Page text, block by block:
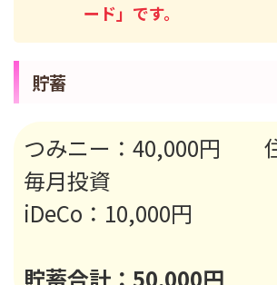
ード」です。
貯蓄
つみニー：40,000円
毎月投資
iDeCo：10,000円
貯蓄合計：50,000円